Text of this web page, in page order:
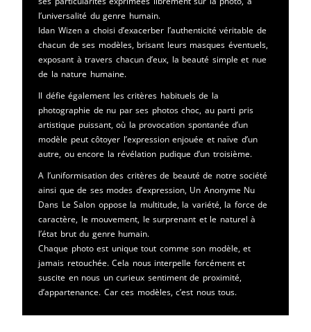
l’universalité du genre humain.
Idan Wizen a choisi d’exacerber l’authenticité véritable de
chacun de ses modèles, brisant leurs masques éventuels,
exposant à travers chacun d’eux, la beauté simple et nue
de la nature humaine.
Il défie également les critères habituels de la
photographie de nu par ses photos choc, au parti pris
artistique puissant, où la provocation spontanée d’un
modèle peut côtoyer l’expression enjouée et naïve d’un
autre, ou encore la révélation pudique d’un troisième.
A l’uniformisation des critères de beauté de notre société
ainsi que de ses modes d’expression, Un Anonyme Nu
Dans Le Salon oppose la multitude, la variété, la force de
caractère, le mouvement, le surprenant et le naturel à
l’état brut du genre humain.
Chaque photo est unique tout comme son modèle, et
jamais retouchée. Cela nous interpelle forcément et
suscite en nous un curieux sentiment de proximité,
d’appartenance. Car ces modèles, c’est nous tous.